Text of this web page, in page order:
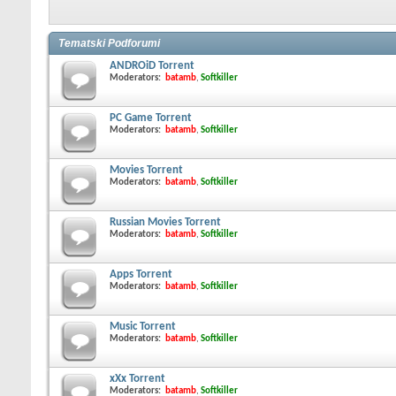
Tematski Podforumi
ANDROiD Torrent
Moderators: batamb, Softkiller
PC Game Torrent
Moderators: batamb, Softkiller
Movies Torrent
Moderators: batamb, Softkiller
Russian Movies Torrent
Moderators: batamb, Softkiller
Apps Torrent
Moderators: batamb, Softkiller
Music Torrent
Moderators: batamb, Softkiller
xXx Torrent
Moderators: batamb, Softkiller